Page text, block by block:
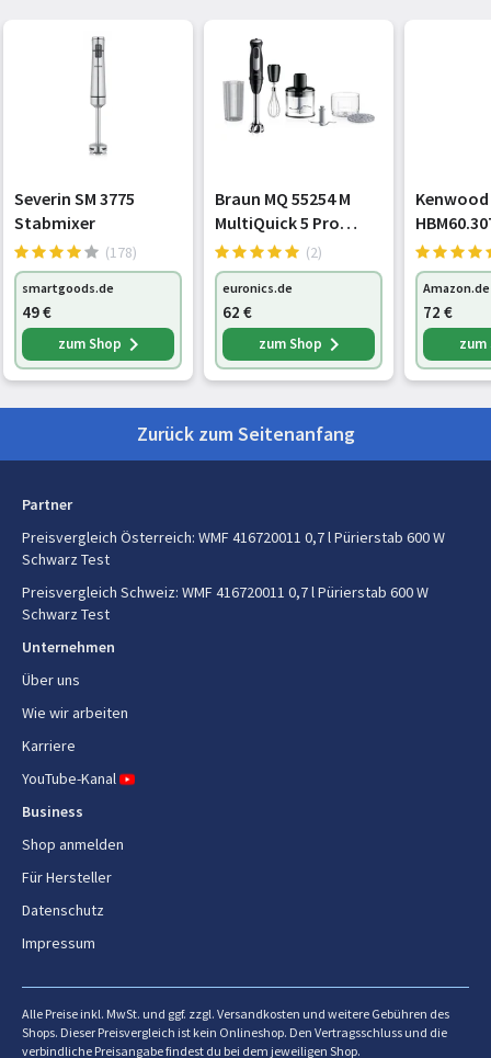
82 mm
387 mm
Gewicht 1,46 kg
Lieferumfang
Edelstahlmesser enthalten
Mixbehälter mit Löffel Ja
Ja
Leistungen
Schüsselkapazität 0,7 l
Anzahl Geschwindigkeiten
Steuerung
Zerkleinerer
Zerkleinerungsschüsselvolume
n
Energie
Leistung
Energiequelle
AC Eingangsfrequenz 50 - 60 Hz
Severin SM 3775
Stabmixer
(178)
smartgoods.de
49€
zum Shop
Braun MQ 55254 M
MultiQuick 5 Pro
Edelstahl-Stabmixer
schwarz/edelstahl
(2)
euronics.de
62 €
zum Shop
Amazon.de
72 €
Zurück zum Seitenanfang
Partner
Preisvergleich Österreich: WMF 416720011 0,7 l Pürierstab 600 W
Schwarz Test
Preisvergleich Schweiz: WMF 416720011 0,7 l Pürierstab 600 W
Schwarz Test
Unternehmen
Über uns
Wie wir arbeiten
Karriere
YouTube-Kanal
Business
Shop anmelden
Für Hersteller
Datenschutz
Impressum
Alle Preise inkl. MwSt. und ggf. zzgl. Versandkosten und weitere Gebühren des
Shops. Dieser Preisvergleich ist kein Onlineshop. Den Vertragsschluss und die
verbindliche Preisangabe findest du bei dem jeweiligen Shop.